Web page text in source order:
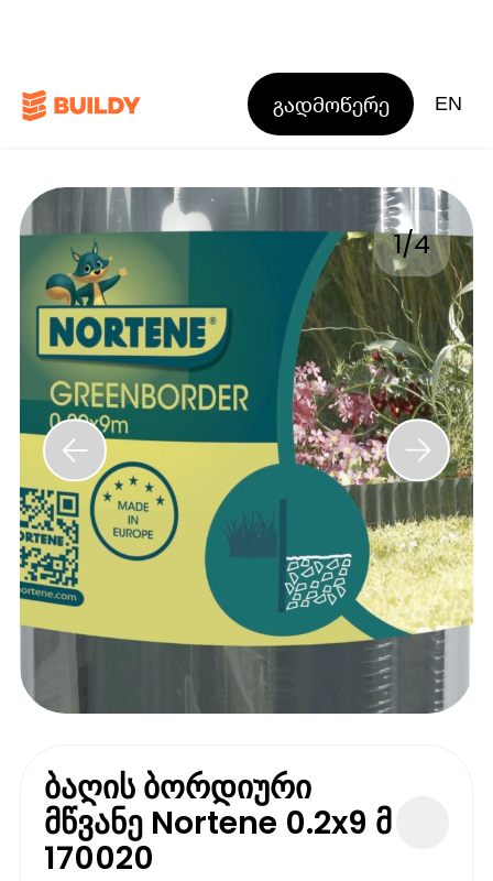
გადმოწერე EN
1/4
ბაღის ბორდიური
მწვანე Nortene 0.2x9 მ
170020